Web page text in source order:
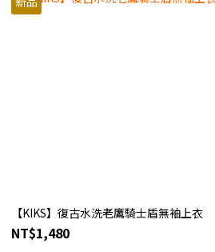
【KIKS】復古水洗老鷹騎士盾無袖上衣
NT$1,480